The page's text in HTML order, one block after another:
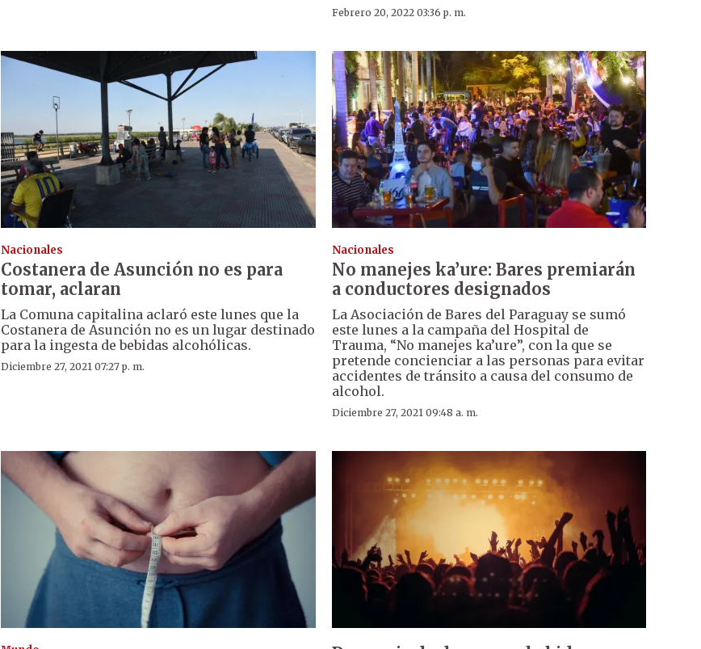
Febrero 20, 2022 03:36 p. m.
Nacionales
Costanera de Asunción no es para
tomar, aclaran
La Comuna capitalina aclaró este lunes que la
Costanera de Asunción no es un lugar destinado
para la ingesta de bebidas alcohólicas.
Diciembre 27, 2021 07:27 p. m.
Nacionales
No manejes ka’ure: Bares premiarán
a conductores designados
La Asociación de Bares del Paraguay se sumó
este lunes a la campaña del Hospital de
Trauma, “No manejes ka’ure”, con la que se
pretende concienciar a las personas para evitar
accidentes de tránsito a causa del consumo de
alcohol.
Diciembre 27, 2021 09:48 a. m.